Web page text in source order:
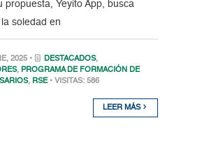
propuesta, Yeyito App, busca
soledad en
2025 • DESTACADOS,
, PROGRAMA DE FORMACIÓN DE
, RSE • VISITAS: 586
LEER MÁS